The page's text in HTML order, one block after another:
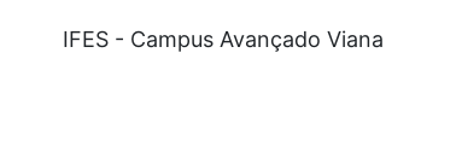
IFES - Campus Avançado Viana